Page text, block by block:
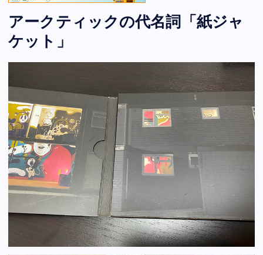
アークティックの代名詞「紙ジャ
ケット」